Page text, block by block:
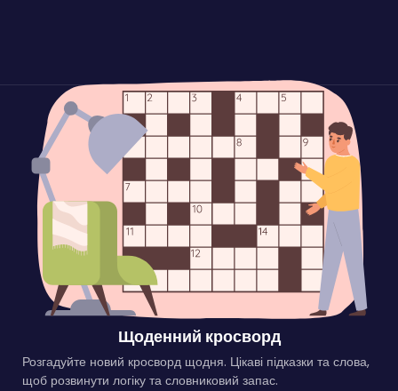
Щоденний кросворд
Розгадуйте новий кросворд щодня. Цікаві підказки та слова,
щоб розвинути логіку та словниковий запас.